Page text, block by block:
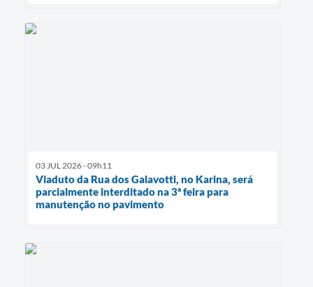
03 JUL 2026 - 09h11
Viaduto da Rua dos Galavotti, no Karina, será
parcialmente interditado na 3ª feira para
manutenção no pavimento